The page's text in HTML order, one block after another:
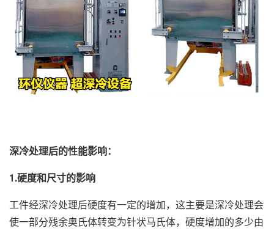
深冷处理后的性能影响：
1.硬度和尺寸的影响
工件经深冷处理后硬度有一定的增加，这主要是深冷处理会
使一部分残余奥氏体转变为针状马氏体，硬度增加的多少由